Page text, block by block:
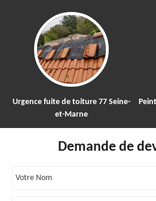
Urgence fuite de toiture 77 Seine-
et-Marne
Demande de